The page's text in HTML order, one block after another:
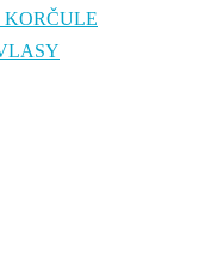
KORČULE